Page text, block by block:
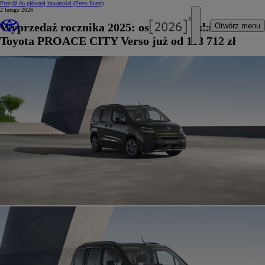
Przejdź do głównej zawartości (Press Enter)
Otwórz menu
2 lutego 2026
Wyprzedaż rocznika 2025: ostatnie sztuki modelu
Toyota PROACE CITY Verso już od 118 712 zł